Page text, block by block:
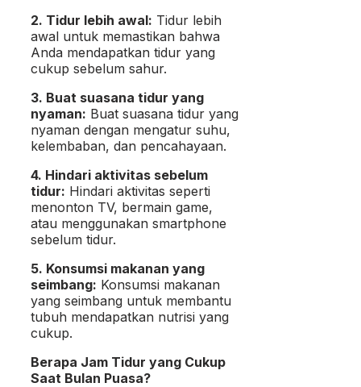
2. Tidur lebih awal: Tidur lebih
awal untuk memastikan bahwa
Anda mendapatkan tidur yang
cukup sebelum sahur.
3. Buat suasana tidur yang
nyaman: Buat suasana tidur yang
nyaman dengan mengatur suhu,
kelembaban, dan pencahayaan.
4. Hindari aktivitas sebelum
tidur: Hindari aktivitas seperti
menonton TV, bermain game,
atau menggunakan smartphone
sebelum tidur.
5. Konsumsi makanan yang
seimbang: Konsumsi makanan
yang seimbang untuk membantu
tubuh mendapatkan nutrisi yang
cukup.
Berapa Jam Tidur yang Cukup
Saat Bulan Puasa?